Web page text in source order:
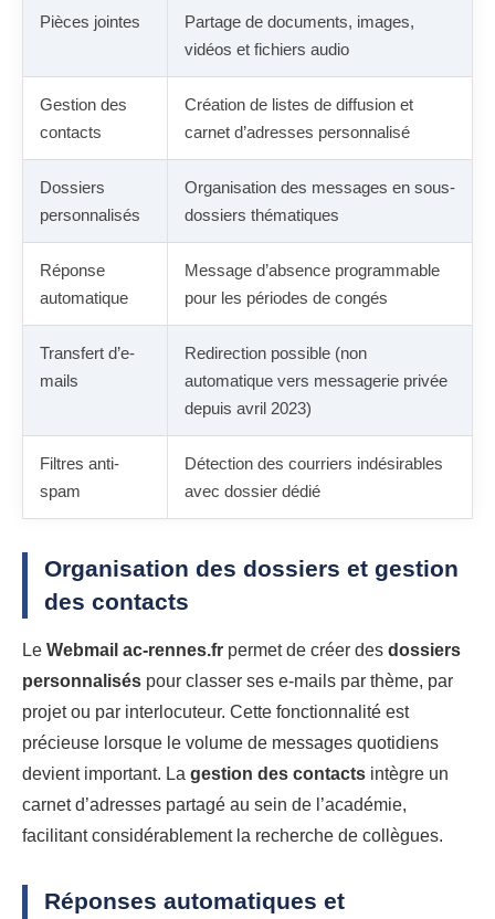
Pièces jointes
Partage de documents, images,
vidéos et fichiers audio
Gestion des
contacts
Création de listes de diffusion et
carnet d’adresses personnalisé
Dossiers
personnalisés
Organisation des messages en sous-
dossiers thématiques
Réponse
automatique
Message d’absence programmable
pour les périodes de congés
Transfert d’e-
mails
Redirection possible (non
automatique vers messagerie privée
depuis avril 2023)
Filtres anti-
spam
Détection des courriers indésirables
avec dossier dédié
Organisation des dossiers et gestion
des contacts
Le Webmail ac-rennes.fr permet de créer des dossiers
personnalisés pour classer ses e-mails par thème, par
projet ou par interlocuteur. Cette fonctionnalité est
précieuse lorsque le volume de messages quotidiens
devient important. La gestion des contacts intègre un
carnet d’adresses partagé au sein de l’académie,
facilitant considérablement la recherche de collègues.
Réponses automatiques et